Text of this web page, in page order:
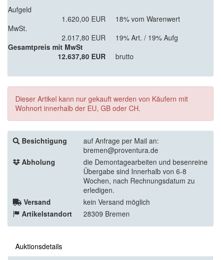
Aufgeld
1.620,00 EUR
18% vom Warenwert
MwSt.
2.017,80 EUR
19% Art. / 19% Aufg
Gesamtpreis mit MwSt
12.637,80 EUR
brutto
Dieser Artikel kann nur gekauft werden von Käufern mit
Wohnort innerhalb der EU, GB oder CH.
Besichtigung
auf Anfrage per Mail an:
bremen@proventura.de
Abholung
die Demontagearbeiten und besenreine
Übergabe sind Innerhalb von 6-8
Wochen, nach Rechnungsdatum zu
erledigen.
Versand
kein Versand möglich
Artikelstandort
28309 Bremen
Auktionsdetails